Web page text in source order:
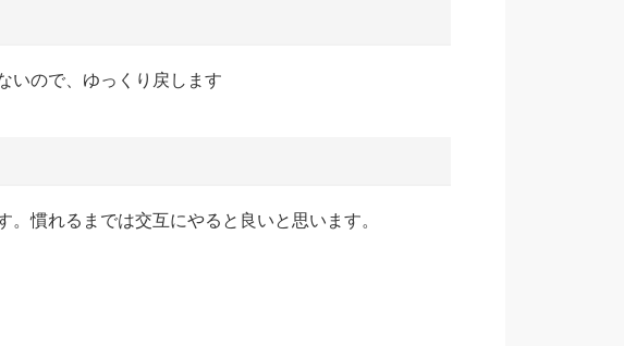
いので、ゆっくり戻します
。慣れるまでは交互にやると良いと思います。